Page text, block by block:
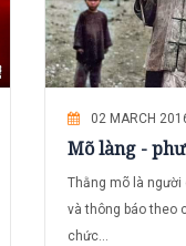
02 MARCH
Mõ làng -
Thằng mõ là
và thông báo theo
chức...